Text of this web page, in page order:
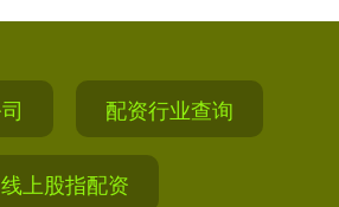
配资行业查询
线上股指配资